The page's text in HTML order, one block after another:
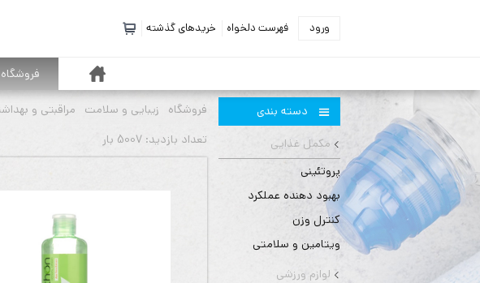
ورود فهرست دلخواه خریدهای گذشته
خانه فروشگاه
دسته بندی
مکمل غذایی
پروتئینی
بهبود دهنده عملکرد
کنترل وزن
ویتامین و سلامتی
لوازم ورزشی
فروشگاه زیبایی و سلامت
مراقبتی و
تعداد بازديد: 5007 بار